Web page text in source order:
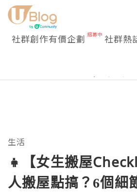
社群創作有價企劃 社群熱
生活
👧【女生搬屋
人搬屋點搞？6個細